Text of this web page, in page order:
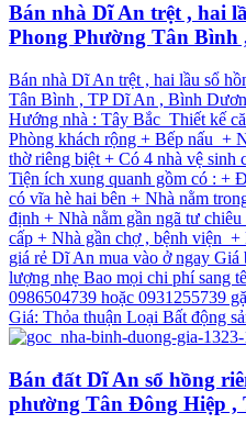
Bán nhà Dĩ An trệt , hai
Phong Phường Tân
Bán nhà Dĩ An trệt , hai lầu sổ
Tân Bình , TP Dĩ An , Bình
Hướng nhà : Tây Bắc Thiết kế
Phòng khách rộng + Bếp nấu +
thờ riêng biệt + Có 4 nhà vệ sinh
Tiện ích xung quanh gồm có : +
có vĩa hè hai bên + Nhà nằm
định + Nhà nằm gần ngã tư
cấp + Nhà gần chợ , bệnh viện
giá rẻ Dĩ An mua vào ở ngay
lượng nhẹ Bao mọi chi phí sang
0986504739 hoặc 0931255739
Giá: Thỏa thuận Loại Bất động
Bán đất Dĩ An sổ hồng
phường Tân Đông Hiệp ,